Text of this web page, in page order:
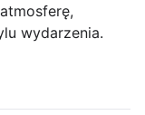
wydarzenia.